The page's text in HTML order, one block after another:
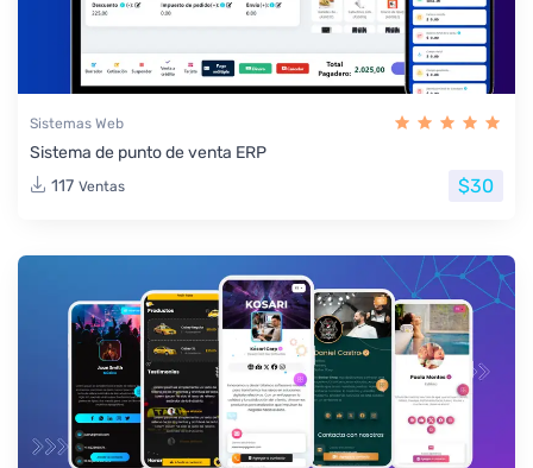
Sistemas Web
Sistema de punto de venta ERP
117 Ventas $30